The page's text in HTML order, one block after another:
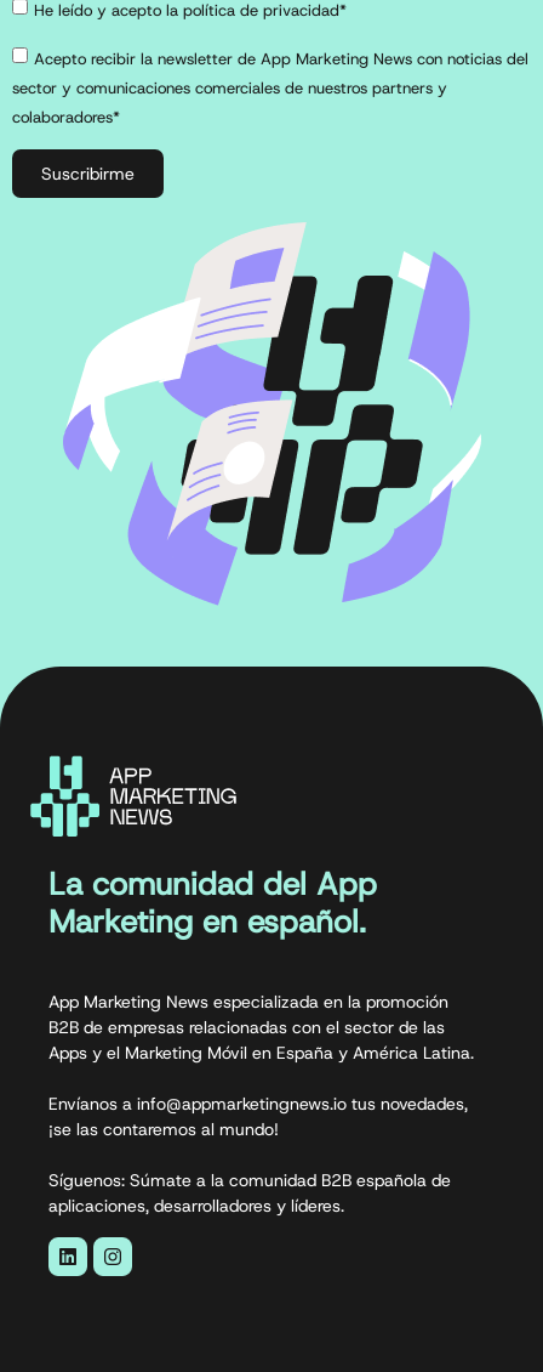
He leído y acepto la política de privacidad*
Acepto recibir la newsletter de App Marketing News con noticias del
sector y comunicaciones comerciales de nuestros partners y
colaboradores*
Suscribirme
La comunidad del App
Marketing en español.
App Marketing News especializada en la promoción
B2B de empresas relacionadas con el sector de las
Apps y el Marketing Móvil en España y América Latina.
Envíanos a info@appmarketingnews.io tus novedades,
¡se las contaremos al mundo!
Síguenos: Súmate a la comunidad B2B española de
aplicaciones, desarrolladores y líderes.